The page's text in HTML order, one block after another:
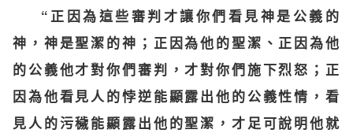
“正因為這些審判才讓你們看見神是公義的
神，神是聖潔的神；正因為他的聖潔、正因為他
的公義他才對你們審判，才對你們施下烈怒；正
因為他看見人的悖逆能顯露出他的公義性情，看
見人的污穢能顯露出他的聖潔，才足可說明他就